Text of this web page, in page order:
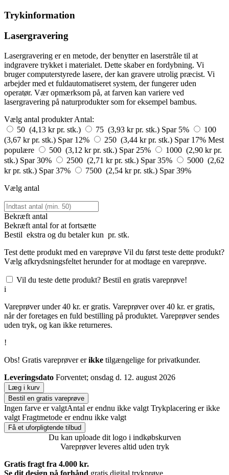
Trykinformation
Lasergravering
Lasergravering er en metode, der benytter en laserstråle til at
indgravere trykket i materialet. Dette skaber en fordybning. Vi
bruger computerstyrede lasere, der kan gravere utrolig præcist. Vi
arbejder med et fuldautomatiseret system, der fungerer uden
operatør. Vær opmærksom på, at farven kan variere ved
lasergravering på naturprodukter som for eksempel bambus.
Vælg antal produkter Antal:
50 (4,13 kr pr. stk.)
75 (3,93 kr pr. stk.) Spar 5%
100
(3,67 kr pr. stk.) Spar 12% 250 (3,44 kr pr. stk.) Spar 17% Mest
populære
500 (3,12 kr pr. stk.) Spar 25%
1000 (2,90 kr pr.
stk.) Spar 30% 2500 (2,71 kr pr. stk.) Spar 35%
5000 (2,62
kr pr. stk.) Spar 37% 7500 (2,54 kr pr. stk.) Spar 39%
Vælg antal
Bekræft antal
Bekræft antal for at fortsætte
Bestil ekstra og du betaler kun pr. stk.
Test dette produkt med en vareprøve Vil du først teste dette produkt?
Vælg afkrydsningsfeltet herunder for at modtage en vareprøve.
Vil du teste dette produkt? Bestil en gratis vareprøve!
i
Vareprøver under 40 kr. er gratis. Vareprøver over 40 kr. er gratis,
når der foretages en fuld bestilling på produktet. Vareprøver sendes
uden tryk, og kan ikke returneres.
!
Obs! Gratis vareprøver erikke tilgængelige for privatkunder.
Leveringsdato Forventet; onsdag d. 12. august 2026
Læg i kurv
Bestil en gratis vareprøve
Ingen farve er valgtAntal er endnu ikke valgt Trykplacering er ikke
valgt Fragtmetode er endnu ikke valgt
Få et uforpligtende tilbud
Du kan uploade dit logo i indkøbskurven
Vareprøver leveres altid uden tryk
Gratis fragt fra 4.000 kr.
Se dit design på forhånd gratis digital trykprøve